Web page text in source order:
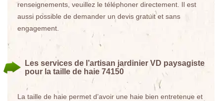
renseignements, veuillez le téléphoner directement. Il est
aussi possible de demander un devis gratuit et sans
engagement.
Les services de l’artisan jardinier VD paysagiste
pour la taille de haie 74150
La taille de haie permet d’avoir une haie bien entretenue et